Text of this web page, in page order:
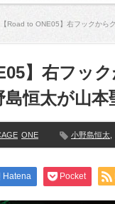
【Road to ONE05】右フックから
】右フッ
恒太が山本
ONE 小野島恒太
Hatena Pocket